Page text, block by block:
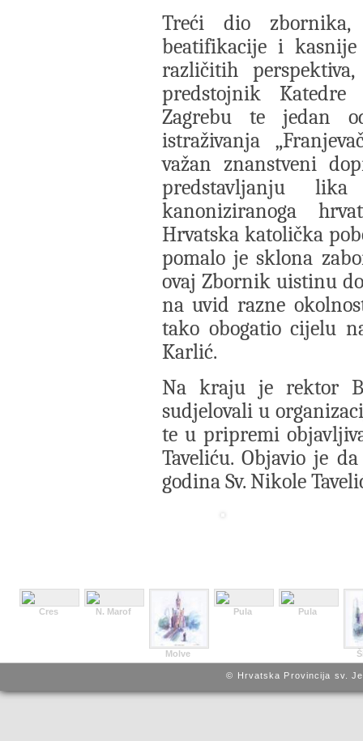
Treći dio
beatifikacije i
različitih
predstojnik
Zagrebu te jedan
istraživanja
važan znanstveni
predstavljanju
kanoniziranoga
Hrvatska katolička
pomalo je sklona
ovaj Zbornik uistinu
na uvid razne
tako obogatio cijelu
Karlić.
Na kraju je rektor
sudjelovali u
te u pripremi
Taveliću. Objavio je
godina Sv. Nikole
Cres N. Marof
Molve
Pula Pula
© Hrvatska Provincija sv.